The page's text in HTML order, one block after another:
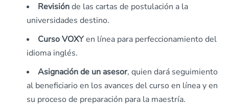
Revisiónde las cartas de postulación a la
universidades destino.
Curso VOXYen línea para perfeccionamiento del
idioma inglés.
Asignación de un asesor, quien dará seguimiento
al beneficiario en los avances del curso en línea y en
su proceso de preparación para la maestría.